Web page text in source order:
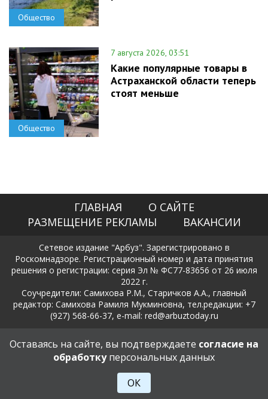
Общество
Общество
7 августа 2026, 03:51
Какие популярные товары в
Астраханской области теперь
стоят меньше
ГЛАВНАЯ
О САЙТЕ
РАЗМЕЩЕНИЕ РЕКЛАМЫ
ВАКАНСИИ
Сетевое издание "Арбуз". Зарегистрировано в
Роскомнадзоре. Регистрационный номер и дата принятия
решения о регистрации: серия Эл № ФС77-83656 от 26 июля
2022 г.
Соучредители: Самихова Р.М., Старичков А.А., главный
редактор: Самихова Рамиля Мукминовна, тел.редакции: +7
(927) 568-66-37, e-mail: red@arbuztoday.ru
Политика в отношении обработки и защиты персональных
данных
18+
Оставаясь на сайте, вы подтверждаете согласие на
обработкуперсональных данных
ОК